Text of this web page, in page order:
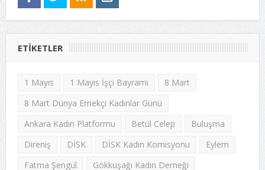
ETIKETLER
1 Mayıs 1 Mayıs İşçi Bayramı
8 Mart
8 Mart Dünya Emekçi Kadınlar Günü
Ankara Kadın Platformu
Betül Celep
Buluşma
Direniş
DİSK DİSK Kadın Komisyonu
Eylem
Fatma Şengül
Gökkuşağı Kadın Derneği